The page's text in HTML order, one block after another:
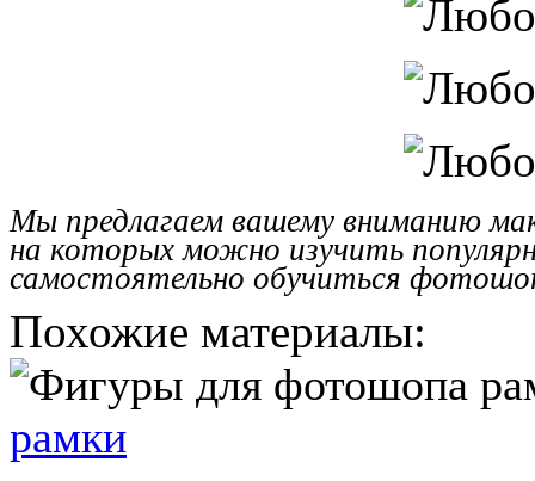
Мы предлагаем вашему вниманию
на которых можно изучить
самостоятельно обучиться
Похожие материалы:
рамки